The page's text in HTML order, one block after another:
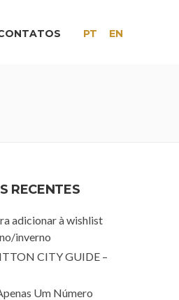
PT EN
RECENTES
adicionar à wishlist
inverno
CITY GUIDE –
Um Número